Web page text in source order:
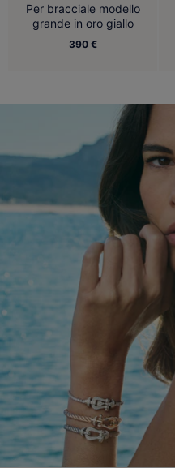
Per bracciale modello
grande in oro giallo
390 €